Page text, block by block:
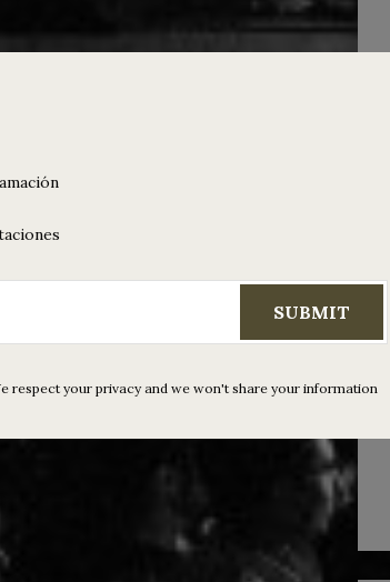
SUBMIT
respect your privacy and we won't share your information